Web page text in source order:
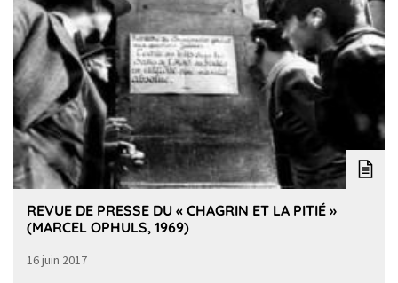
REVUE DE PRESSE DU « CHAGRIN ET LA PITIÉ »
(MARCEL OPHULS, 1969)
16 juin 2017